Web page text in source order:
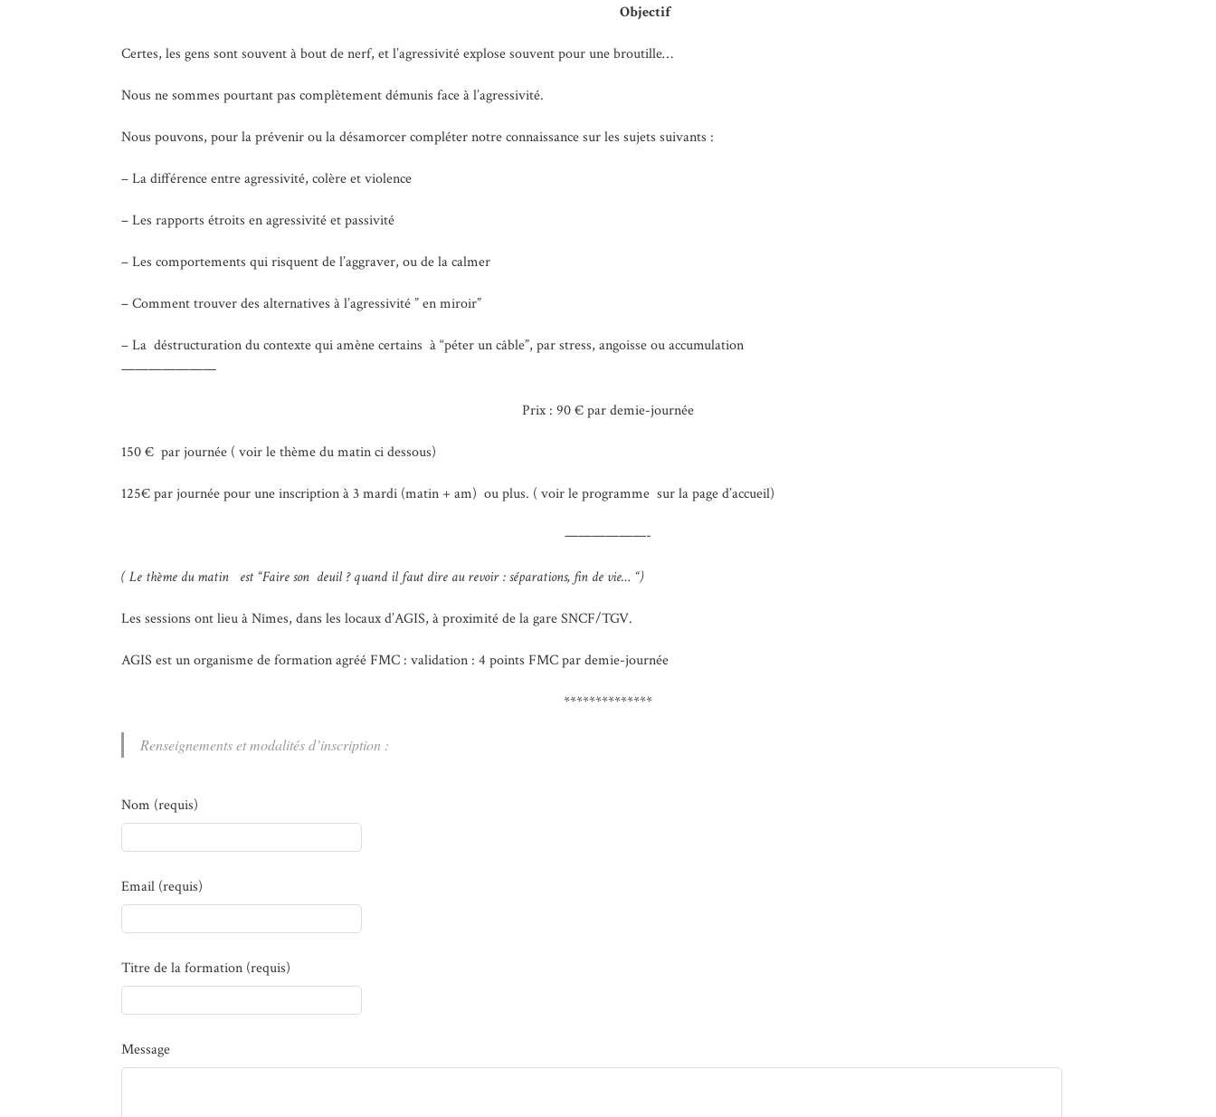
Objectif
Certes, les gens sont souvent à bout de nerf, et l’agressivité explose souvent pour une broutille…
Nous ne sommes pourtant pas complètement démunis face à l’agressivité.
Nous pouvons, pour la prévenir ou la désamorcer compléter notre connaissance sur les sujets suivants :
– La différence entre agressivité, colère et violence
– Les rapports étroits en agressivité et passivité
– Les comportements qui risquent de l’aggraver, ou de la calmer
– Comment trouver des alternatives à l’agressivité ” en miroir”
– La déstructuration du contexte qui amène certains à “péter un câble”, par stress, angoisse ou accumulation
———————
Prix : 90 € par demie-journée
150 € par journée ( voir le thème du matin ci dessous)
125€ par journée pour une inscription à 3 mardi (matin + am) ou plus. ( voir le programme sur la page d’accueil)
——————-
( Le thème du matin est “Faire son deuil ? quand il faut dire au revoir : séparations, fin de vie… “)
Les sessions ont lieu à Nîmes, dans les locaux d’AGIS, à proximité de la gare SNCF/TGV.
AGIS est un organisme de formation agréé FMC : validation : 4 points FMC par demie-journée
**************
Renseignements et modalités d’inscription :
Nom (requis)
Email (requis)
Titre de la formation (requis)
Message